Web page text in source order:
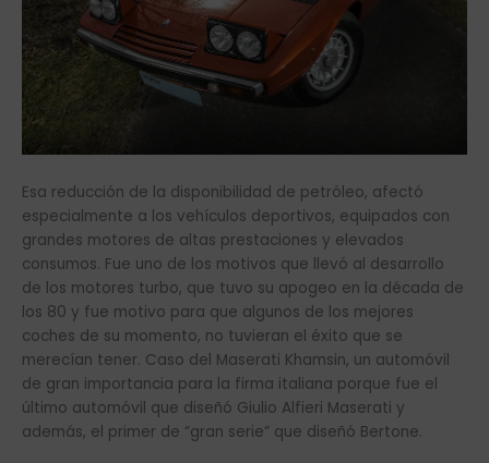
Esa reducción de la disponibilidad de petróleo, afectó
especialmente a los vehículos deportivos, equipados con
grandes motores de altas prestaciones y elevados
consumos. Fue uno de los motivos que llevó al desarrollo
de los motores turbo, que tuvo su apogeo en la década de
los 80 y fue motivo para que algunos de los mejores
coches de su momento, no tuvieran el éxito que se
merecían tener. Caso del Maserati Khamsin, un automóvil
de gran importancia para la firma italiana porque fue el
último automóvil que diseñó Giulio Alfieri Maserati y
además, el primer de “gran serie” que diseñó Bertone.